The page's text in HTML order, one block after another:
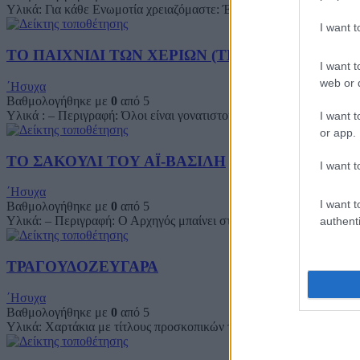
I want
I want
web or
I want
or app.
I want
I want
Υλικά: Για κάθε Ενωμοτία χρειαζόμαστε: Έναν κρίκο πάνω στον
ΤΟ ΠΑΙΧΝΙΔΙ ΤΩΝ ΧΕΡΙΩΝ (THE HAND GAME)
΄Ησυχα
Βαθμολογήθηκε με 0 από 5
Υλικά : – Περιγραφή: Όλοι είναι γονατιστοί, ακουμπούν τα δυο
ΤΟ ΣΑΚΟΥΛΙ ΤΟΥ ΑΪ-ΒΑΣΙΛΗ
΄Ησυχα
Βαθμολογήθηκε με 0 από 5
Υλικά: – Περιγραφή: Ο Αρχηγός μπαίνει στο δωμάτιο κρατώντας
ΤΡΑΓΟΥΔΟΖΕΥΓΑΡΑ
΄Ησυχα
Βαθμολογήθηκε με 0 από 5
Υλικά: Χαρτάκια με τίτλους προσκοπικών τραγουδιών, 2 φορές ο